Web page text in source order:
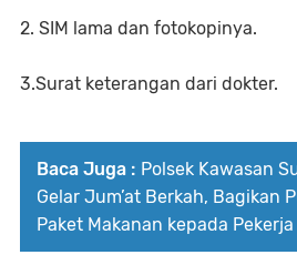
2. SIM lama dan fotokopinya.
3.Surat keterangan dari dokter.
Baca Juga : Polsek Kawasan
Gelar Jum’at Berkah, Bagikan
Paket Makanan kepada